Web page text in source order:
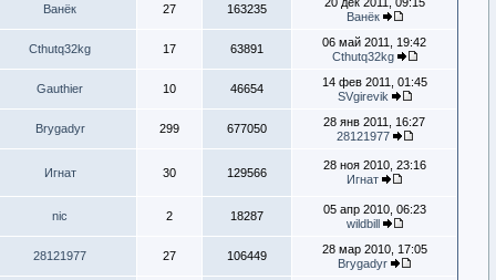
Ванёк 27 163235
Ванёк
Cthutq32kg 17 63891
06 май 2011, 19:42
Cthutq32kg
Gauthier 10 46654
14 фев 2011, 01:45
SVgirevik
Brygadyr 299 677050
28 янв 2011, 16:27
28121977
Игнат 30 129566
28 ноя 2010, 23:16
Игнат
nic 2 18287
05 апр 2010, 06:23
wildbill
28121977 27 106449
28 мар 2010, 17:05
Brygadyr